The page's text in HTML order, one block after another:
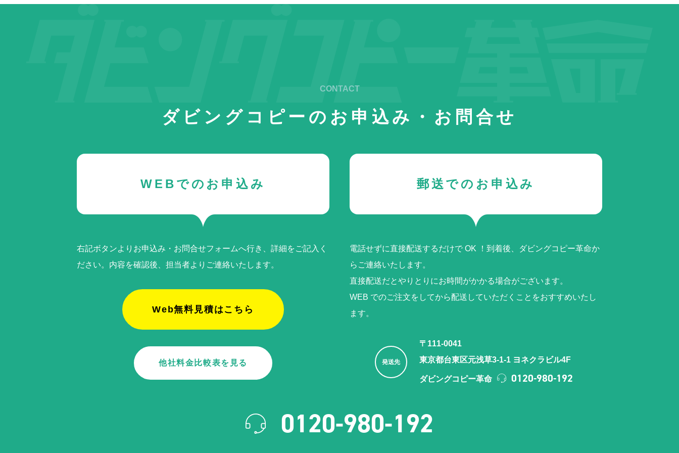
ダビングコピーの お申込み・お問合せ
WEBでのお申込み
右記ボタンよりお申込み・お問合せフォームへ行き、詳細をご記入く
ださい。内容を確認後、担当者よりご連絡いたします。
Web無料見積はこちら
他社料金比較表を見る
郵送でのお申込み
電話せずに直接配送するだけで OK ！到着後、ダビングコピー革命か
らご連絡いたします。
直接配送だとやりとりにお時間がかかる場合がございます。
WEB でのご注⽂をしてから配送していただくことをおすすめいたし
ます。
発送先
〒111-0041
東京都台東区元浅草3-1-1 ヨネクラビル4F
ダビングコピー革命 0120-980-192
0120-980-192